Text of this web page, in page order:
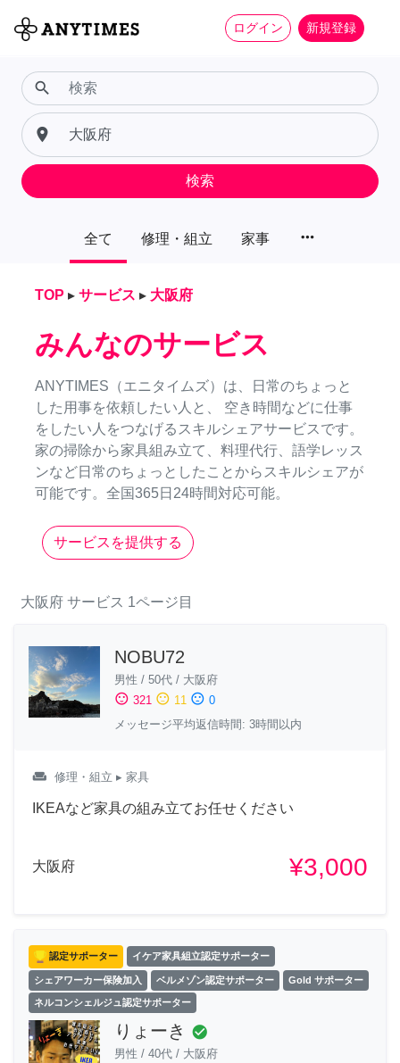
ログイン 新規登録
全て 修理・組立 家事 more_horiz
search
place
検索
TOP ▸ サービス ▸ 大阪府
みんなのサービス
ANYTIMES（エニタイムズ）は、日常のちょっと
した用事を依頼したい人と、 空き時間などに仕事
をしたい人をつなげるスキルシェアサービスです。
家の掃除から家具組み立て、料理代行、語学レッス
ンなど日常のちょっとしたことからスキルシェアが
可能です。全国365日24時間対応可能。
サービスを提供する
大阪府 サービス 1ページ目
NOBU72
男性 / 50代 / 大阪府
sentiment_satisfied 321 sentiment_neutral 11 sentiment_dissatisfied 0
メッセージ平均返信時間: 3時間以内
weekend 修理・組立 ▸ 家具
IKEAなど家具の組み立てお任せください
大阪府 ¥3,000
認定サポーター イケア家具組立認定サポーター
シェアワーカー保険加入 ベルメゾン認定サポーター Gold サポーター
ネルコンシェルジュ認定サポーター
りょーき check_circle
男性 / 40代 / 大阪府